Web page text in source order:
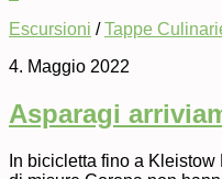
Escursioni /Tappe
4. Maggio 2022
Asparagi
In bicicletta fino a